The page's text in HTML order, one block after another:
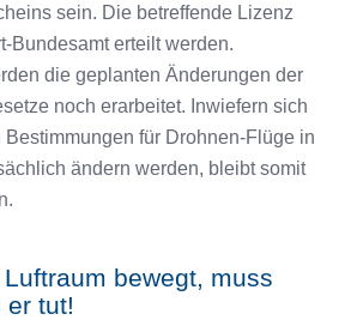
sein. Die betreffende Lizenz
Bundesamt erteilt werden.
die geplanten Änderungen der
noch erarbeitet. Inwiefern sich
für Drohnen-Flüge in
ändern werden, bleibt somit
bewegt, muss
er tut!